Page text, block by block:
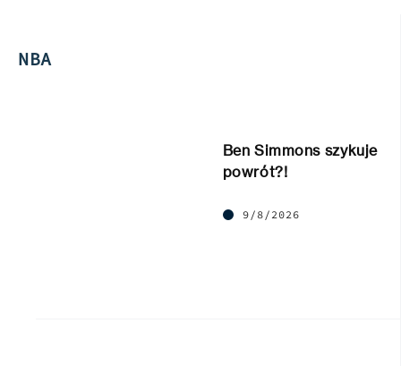
NBA
Ben Simmons szykuje
powrót?!
9/8/2026